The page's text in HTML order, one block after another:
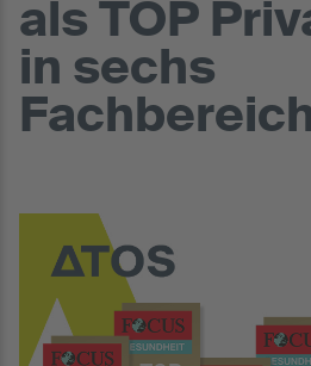
als TOP
in sechs